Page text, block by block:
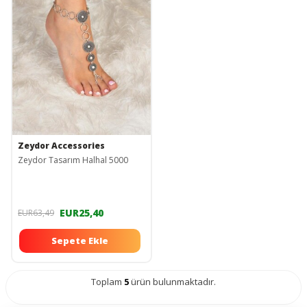
Zeydor Accessories
Zeydor Tasarım Halhal 5000
EUR63,49 EUR25,40
Sepete Ekle
Toplam 5ürün bulunmaktadır.